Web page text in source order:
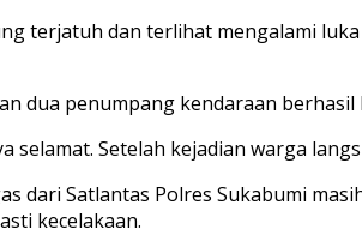
terjatuh dan terlihat mengalami
dua penumpang kendaraan
selamat. Setelah kejadian warga
dari Satlantas Polres Sukabumi
kecelakaan.